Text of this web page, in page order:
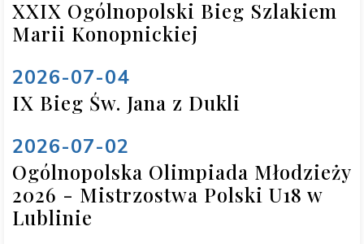
XXIX Ogólnopolski Bieg Szlakiem
Marii Konopnickiej
2026-07-04
IX Bieg Św. Jana z Dukli
2026-07-02
Ogólnopolska Olimpiada Młodzieży
2026 - Mistrzostwa Polski U18 w
Lublinie